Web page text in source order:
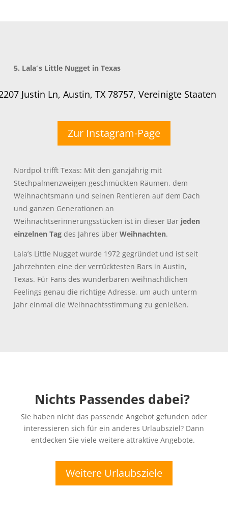
5. Lala´s Little Nugget in Texas
Justin Ln, Austin, TX 78757, Vereinigte Staaten
Zur Instagram-Page
Nordpol trifft Texas: Mit den ganzjährig mit
Stechpalmenzweigen geschmückten Räumen, dem
Weihnachtsmann und seinen Rentieren auf dem Dach
und ganzen Generationen an
Weihnachtserinnerungsstücken ist in dieser Bar jeden
einzelnen Tag des Jahres überWeihnachten.
Lala’s Little Nugget wurde 1972 gegründet und ist seit
Jahrzehnten eine der verrücktesten Bars in Austin,
Texas. Für Fans des wunderbaren weihnachtlichen
Feelings genau die richtige Adresse, um auch unterm
Jahr einmal die Weihnachtsstimmung zu genießen.
Nichts Passendes dabei?
Sie haben nicht das passende Angebot gefunden oder
interessieren sich für ein anderes Urlaubsziel? Dann
entdecken Sie viele weitere attraktive Angebote.
Weitere Urlaubsziele